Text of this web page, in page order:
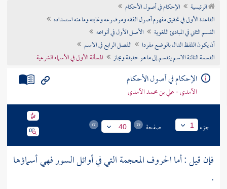
تراجم الأعلام
الرئيسية
الإحكام في أصول الأحكام
القاعدة الأولى في تحقيق مفهوم أصول الفقه وموضوعه وغايته وما منه استمداده
القسم الثاني في المبادئ اللغوية
الأصل الأول في أنواعه
أن يكون اللفظ الدال بالوضع مفردا
الفصل الرابع في الاسم
القسمة الثالثة الاسم ينقسم إلى ما هو حقيقة ومجاز
المسألة الأولى في الأسماء الشرعية
الإحكام في أصول الأحكام
الآمدي - علي بن محمد الآمدي
جزء 1 صفحة 40
فإن قيل : أما الحروف المعجمة التي في أوائل السور فهي أسماؤها
.